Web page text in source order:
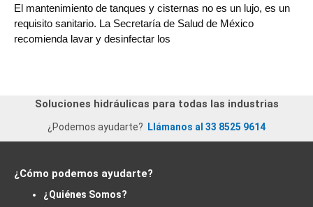
El mantenimiento de tanques y cisternas no es un lujo, es un
requisito sanitario. La Secretaría de Salud de México
recomienda lavar y desinfectar los
Soluciones hidráulicas para todas las industrias
¿Podemos ayudarte? Llámanos al 33 8525 9614
¿Cómo podemos ayudarte?
¿Quiénes Somos?